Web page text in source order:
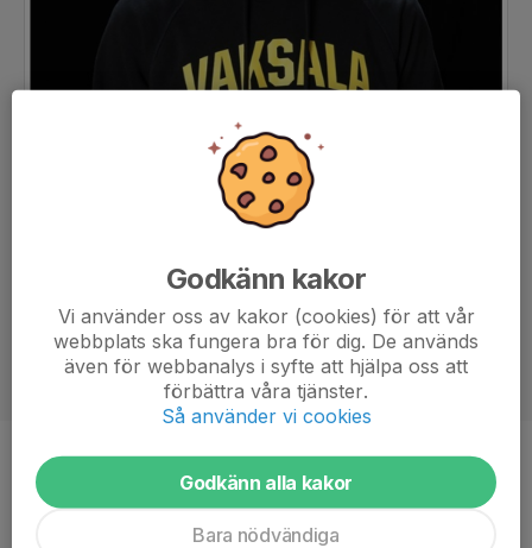
Titel
Ålder
49 år
Godkänn kakor
Vi använder oss av kakor (cookies) för att vår
webbplats ska fungera bra för dig. De används
även för webbanalys i syfte att hjälpa oss att
förbättra våra tjänster.
Så använder vi cookies
Godkänn alla kakor
Bara nödvändiga